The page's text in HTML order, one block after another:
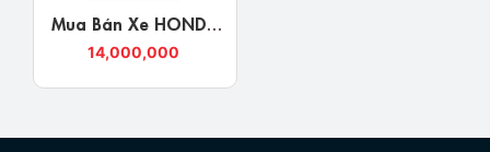
Mua Bán Xe HONDA
WAVE ALPHA 2019
Nghệ An Giá Rẻ,
Chính Chủ
14,000,000